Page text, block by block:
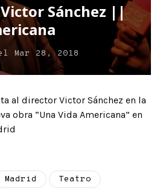
Sánchez ||
Mar 28, 2018
al director Victor Sánchez en la
obra “Una Vida Americana” en
Madrid Teatro